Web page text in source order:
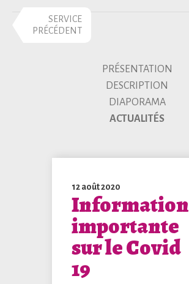
SERVICE
PRÉCÉDENT
PRÉSENTATION
DESCRIPTION
DIAPORAMA
ACTUALITÉS
12 août 2020
Information
importante
sur le Covid
19